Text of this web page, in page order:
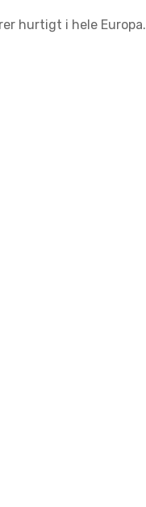
hurtigt i hele Europa.